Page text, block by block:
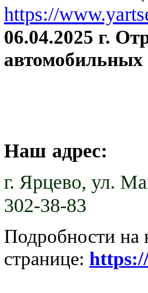
https://
06.04.2025 г.
автомобильных
Наш адрес:
г. Ярцево, ул.
302-38-83
Подробности
странице: